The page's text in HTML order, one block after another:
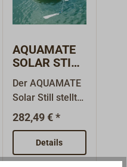
AQUAMATE
SOLAR STILL
Seewasserau
fbereiter
Der AQUAMATE
Solar Still stellt
nur mit Hilfe der
Sonneneinstrahl
ung aus
Seewasser oder
282,49 € *
Details